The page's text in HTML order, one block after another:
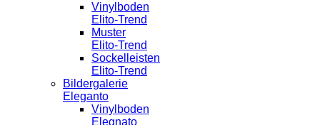
Vinylboden
Elito-Trend
Muster
Elito-Trend
Sockelleisten
Elito-Trend
Bildergalerie
Eleganto
Vinylboden
Elegnato